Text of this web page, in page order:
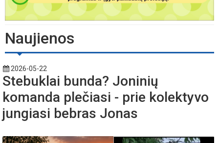
Naujienos
2026-05-22
Stebuklai bunda? Joninių
komanda plečiasi - prie kolektyvo
jungiasi bebras Jonas